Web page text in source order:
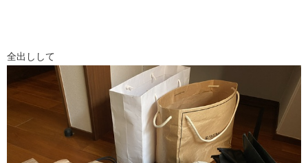
全出しして